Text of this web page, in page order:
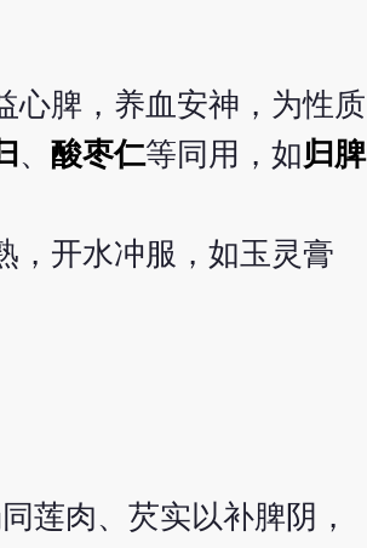
心脾，养血安神，为性质
、 酸枣仁等同用，如归脾
，开水冲服，如玉灵膏
莲肉、芡实以补脾阴，